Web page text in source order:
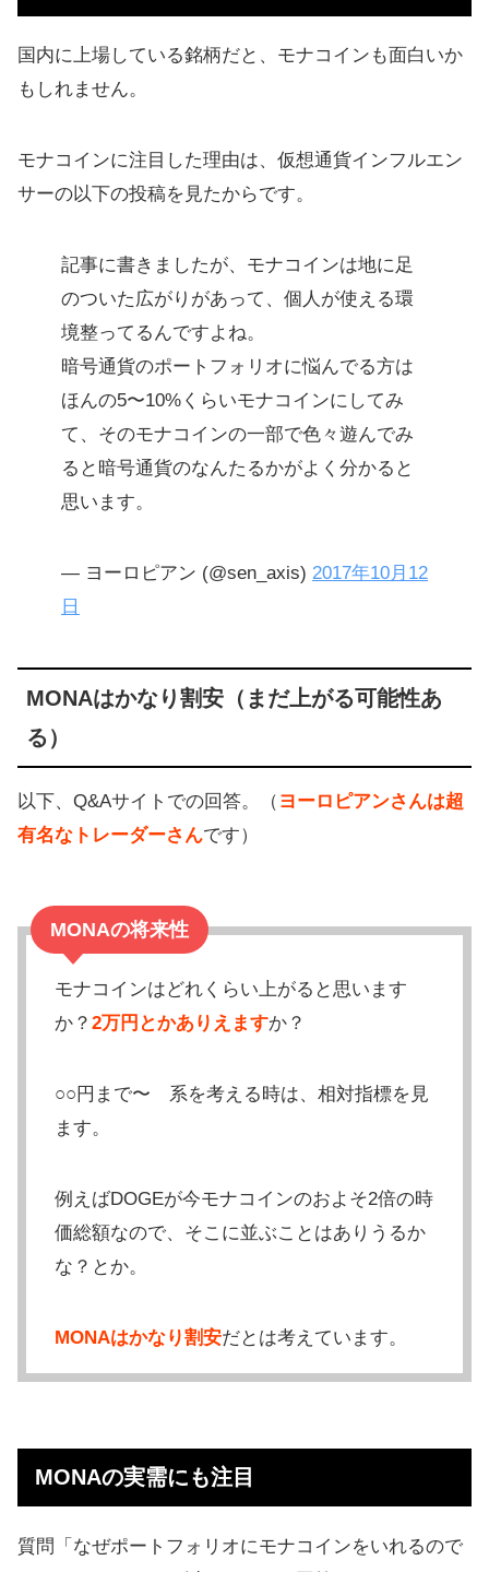
国内に上場している銘柄だと、モナコインも面白いか
もしれません。
モナコインに注目した理由は、仮想通貨インフルエン
サーの以下の投稿を見たからです。
記事に書きましたが、モナコインは地に足
のついた広がりがあって、個人が使える環
境整ってるんですよね。
暗号通貨のポートフォリオに悩んでる方は
ほんの5〜10%くらいモナコインにしてみ
て、そのモナコインの一部で色々遊んでみ
ると暗号通貨のなんたるかがよく分かると
思います。
— ヨーロピアン (@sen_axis) 2017年10月12
日
MONAはかなり割安（まだ上がる可能性あ
る）
以下、Q&Aサイトでの回答。（ ヨーロピアンさんは超
有名なトレーダーさんです）
MONAの将来性
モナコインはどれくらい上がると思います
か？ 2万円とかありえますか？
○○円まで〜 系を考える時は、相対指標を見
ます。
例えばDOGEが今モナコインのおよそ2倍の時
価総額なので、そこに並ぶことはありうるか
な？とか。
MONAはかなり割安だとは考えています。
MONAの実需にも注目
質問「なぜポートフォリオにモナコインをいれるので